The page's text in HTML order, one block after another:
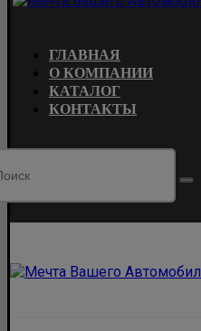
ГЛАВНАЯ
О КОМПАНИИ
КАТАЛОГ
КОНТАКТЫ